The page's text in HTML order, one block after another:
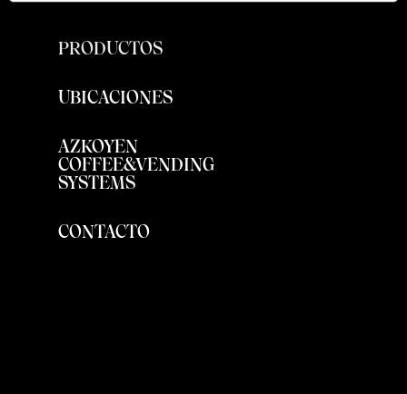
PRODUCTOS
UBICACIONES
AZKOYEN
COFFEE&VENDING
SYSTEMS
CONTACTO